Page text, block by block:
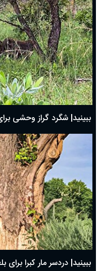
ببینید| شگرد گراز وحشی
ببینید| دردسر مار کبرا برای